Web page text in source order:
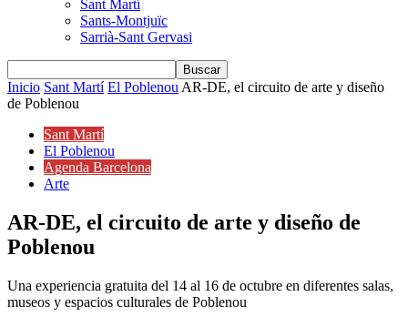
Sant Martí
Sants-Montjuïc
Sarrià-Sant Gervasi
Inicio Sant Martí El PoblenouAR-DE, el circuito de arte y diseño
de Poblenou
Sant Martí
El Poblenou
Agenda Barcelona
Arte
AR-DE, el circuito de arte y diseño de
Poblenou
Una experiencia gratuita del 14 al 16 de octubre en diferentes salas,
museos y espacios culturales de Poblenou